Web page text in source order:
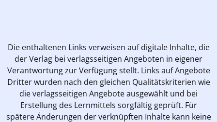
Die enthaltenen Links verweisen auf digitale Inhalte, die
der Verlag bei verlagsseitigen Angeboten in eigener
Verantwortung zur Verfügung stellt. Links auf Angebote
Dritter wurden nach den gleichen Qualitätskriterien wie
die verlagsseitigen Angebote ausgewählt und bei
Erstellung des Lernmittels sorgfältig geprüft. Für
spätere Änderungen der verknüpften Inhalte kann keine